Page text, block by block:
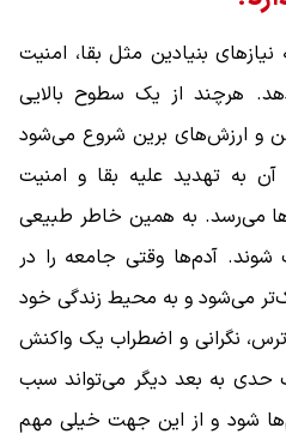
بنیادین مثل بقا، امنیت
هرچند از یک سطوح بالایی
و ارزش‌های برین شروع می‌شود
آن به تهدید علیه بقا و امنیت
می‌رسد. به همین خاطر طبیعی
آدم‌ها وقتی جامعه را در
می‌شود و به محیط زندگی خود
نگرانی و اضطراب یک واکنش
حدی به بعد دیگر می‌تواند سبب
شود و از این جهت خیلی مهم